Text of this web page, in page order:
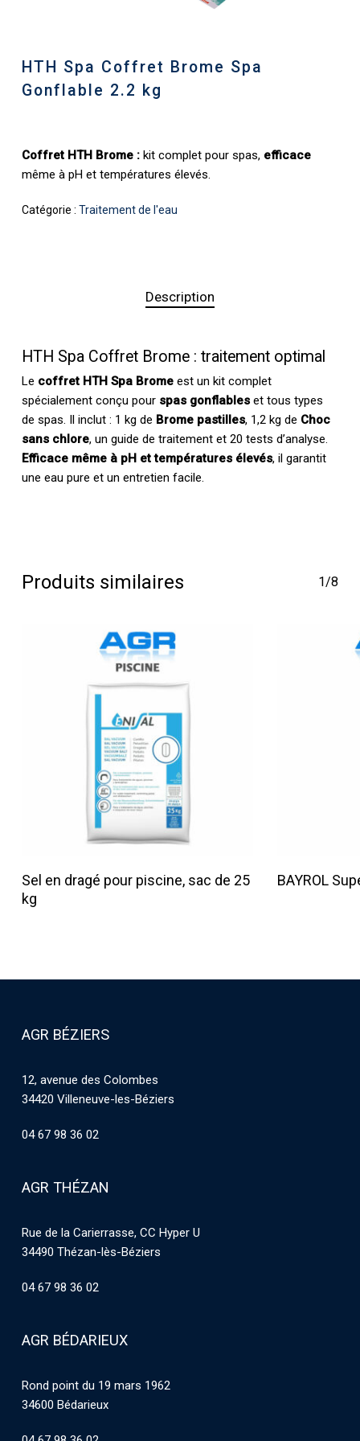
HTH Spa Coffret Brome Spa
Gonflable 2.2 kg
Coffret HTH Brome :kit complet pour spas, efficace
même à pH et températures élevés.
Catégorie : Traitement de l'eau
Description
HTH Spa Coffret Brome : traitement optimal
Le coffret HTH Spa Bromeest un kit complet
spécialement conçu pour spas gonflableset tous types
de spas. Il inclut : 1 kg de Brome pastilles, 1,2 kg de Choc
sans chlore, un guide de traitement et 20 tests d’analyse.
Efficace même à pH et températures élevés, il garantit
une eau pure et un entretien facile.
Produits similaires 1/8
Lire La Suite
Sel en dragé pour piscine, sac de 25
kg
BAYROL
AGR BÉZIERS
12, avenue des Colombes
34420 Villeneuve-les-Béziers
04 67 98 36 02
AGR THÉZAN
Rue de la Carierrasse, CC Hyper U
34490 Thézan-lès-Béziers
04 67 98 36 02
AGR BÉDARIEUX
Rond point du 19 mars 1962
34600 Bédarieux